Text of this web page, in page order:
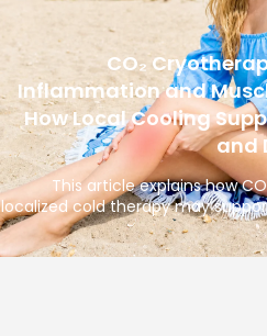
CO₂
Inflammation and
How Local Cooling
and
This article explains how
localized cold therapy may